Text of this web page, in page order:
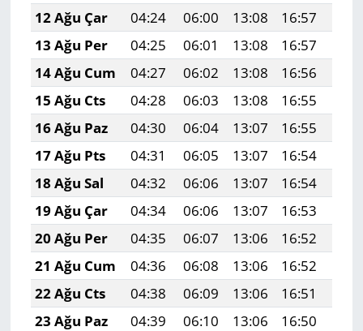
12 Ağu Çar
04:24 06:00 13:08 16:57
13 Ağu Per
04:25 06:01 13:08 16:57
14 Ağu Cum
04:27 06:02 13:08 16:56
15 Ağu Cts
04:28 06:03 13:08 16:55
16 Ağu Paz
04:30 06:04 13:07 16:55
17 Ağu Pts
04:31 06:05 13:07 16:54
18 Ağu Sal
04:32 06:06 13:07 16:54
19 Ağu Çar
04:34 06:06 13:07 16:53
20 Ağu Per
04:35 06:07 13:06 16:52
21 Ağu Cum
04:36 06:08 13:06 16:52
22 Ağu Cts
04:38 06:09 13:06 16:51
23 Ağu Paz
04:39 06:10 13:06 16:50